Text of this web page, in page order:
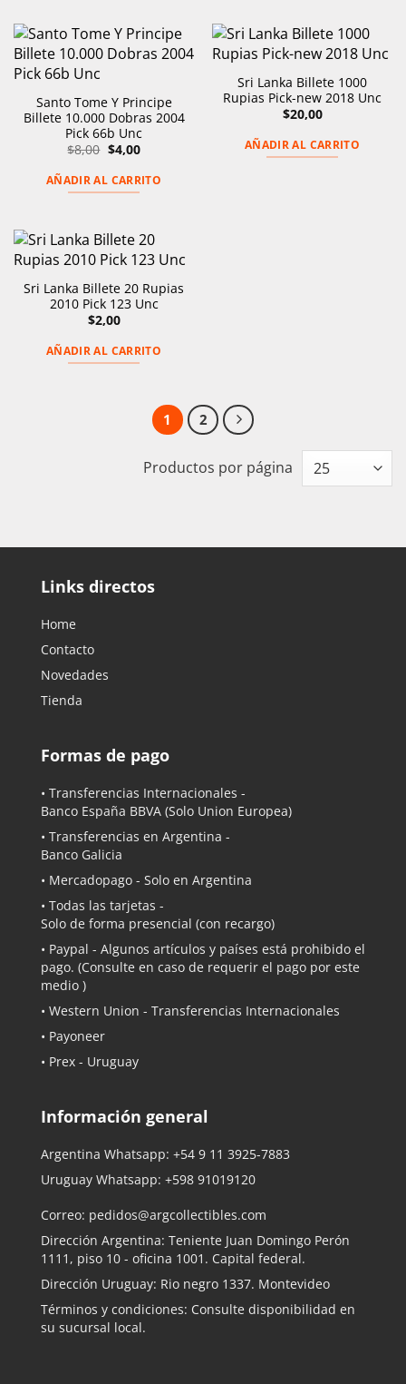
Santo Tome Y Principe
Billete 10.000 Dobras 2004
Pick 66b Unc
$8,00 El
precio
original
era:
$8,00.
$4,00El
precio
actual
es:
$4,00.
AÑADIR AL CARRITO
Sri Lanka Billete 1000
Rupias Pick-new 2018 Unc
$20,00
AÑADIR AL CARRITO
Sri Lanka Billete 20 Rupias
2010 Pick 123 Unc
$2,00
AÑADIR AL CARRITO
1 2
Productos por página
Links directos
Home
Contacto
Novedades
Tienda
Formas de pago
• Transferencias Internacionales -
Banco España BBVA (Solo Union Europea)
• Transferencias en Argentina -
Banco Galicia
• Mercadopago - Solo en Argentina
• Todas las tarjetas -
Solo de forma presencial (con recargo)
• Paypal - Algunos artículos y países está prohibido el
pago. (Consulte en caso de requerir el pago por este
medio )
• Western Union - Transferencias Internacionales
• Payoneer
• Prex - Uruguay
Información general
Argentina Whatsapp: +54 9 11 3925-7883
Uruguay Whatsapp: +598 91019120
Correo: pedidos@argcollectibles.com
Dirección Argentina: Teniente Juan Domingo Perón
1111, piso 10 - oficina 1001. Capital federal.
Dirección Uruguay: Rio negro 1337. Montevideo
Términos y condiciones: Consulte disponibilidad en
su sucursal local.